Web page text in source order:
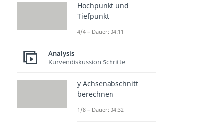
Hochpunkt und
Tiefpunkt
4/4 – Dauer: 04:11
Analysis
Kurvendiskussion Schritte
y Achsenabschnitt
berechnen
1/8 – Dauer: 04:32